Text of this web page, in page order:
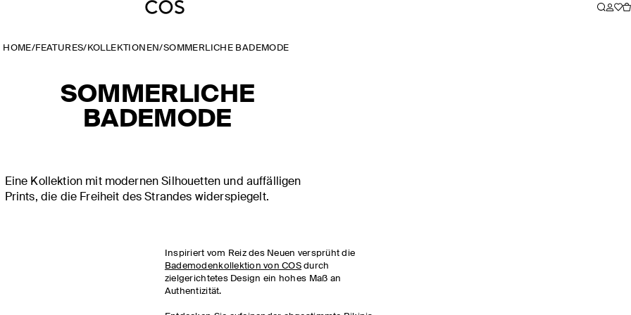
HOME/FEATURES/ KOLLEKTIONEN/SOMMERLICHE BADEMODE
SOMMERLICHE
BADEMODE
Eine Kollektion mit modernen Silhouetten und auffälligen
Prints, die die Freiheit des Strandes widerspiegelt.
Inspiriert vom Reiz des Neuen versprüht die
Bademodenkollektion von COSdurch
zielgerichtetes Design ein hohes Maß an
Authentizität.